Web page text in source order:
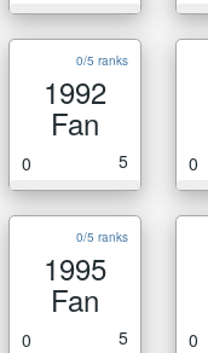
0/5 ranks
1992
Fan
0 5 0
0/5 ranks
1995
Fan
0 5 0